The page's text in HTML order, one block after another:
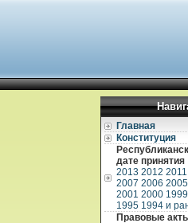
Главная
Конституция
дате принятия
2013 2012 2011
2007 2006 2005
2001 2000 1999
1995 1994 и
Правовые